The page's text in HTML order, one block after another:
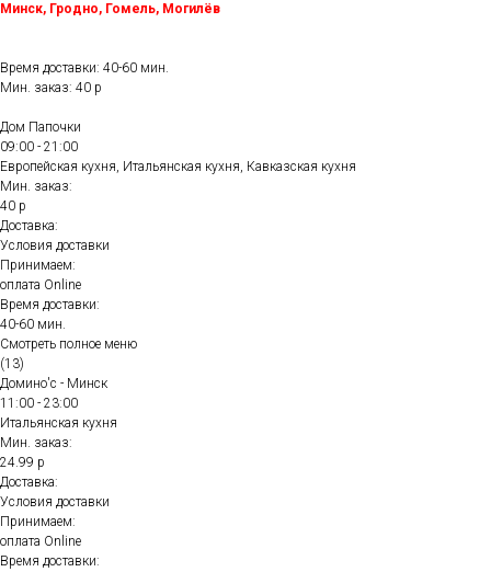
Минск, Гродно, Гомель, Могилёв
Время доставки: 40-60 мин.
Мин. заказ: 40 р
Дом Папочки
09:00 - 21:00
Европейская кухня, Итальянская кухня, Кавказская кухня
Мин. заказ:
40 р
Доставка:
Условия доставки
Принимаем:
оплата Online
Время доставки:
40-60 мин.
Смотреть полное меню
(13)
Домино'с - Минск
11:00 - 23:00
Итальянская кухня
Мин. заказ:
24.99 р
Доставка:
Условия доставки
Принимаем:
оплата Online
Время доставки: